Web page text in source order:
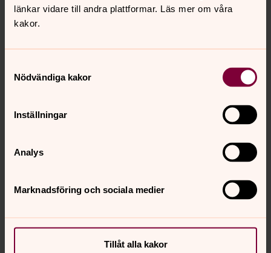
länkar vidare till andra plattformar. Läs mer om våra
kakor.
Nödvändiga kakor
Inställningar
Analys
Marknadsföring och sociala medier
Tillåt alla kakor